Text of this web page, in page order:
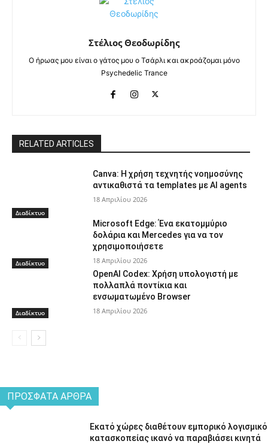
Στέλιος Θεοδωρίδης
Ο ήρωας μου είναι ο γάτος μου ο Τσάρλι και ακροάζομαι μόνο
Psychedelic Trance
RELATED ARTICLES
Διαδίκτυο
Canva: Η χρήση τεχνητής νοημοσύνης
αντικαθιστά τα templates με AI agents
18 Απριλίου 2026
Διαδίκτυο
Microsoft Edge: Ένα εκατομμύριο
δολάρια και Mercedes για να τον
χρησιμοποιήσετε
18 Απριλίου 2026
Διαδίκτυο
OpenAI Codex: Χρήση υπολογιστή με
πολλαπλά ποντίκια και
ενσωματωμένο Browser
18 Απριλίου 2026
ΠΡΌΣΦΑΤΑ ΆΡΘΡΑ
Εκατό χώρες διαθέτουν εμπορικό λογισμικό
κατασκοπείας ικανό να παραβιάσει κινητά